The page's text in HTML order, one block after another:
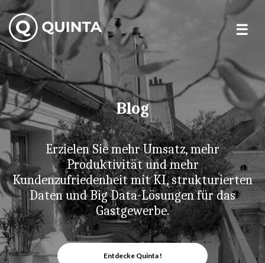
to
content
Blog
Erzielen Sie mehr Umsatz, mehr
Produktivität und mehr
Kundenzufriedenheit mit KI, strukturierten
Daten und Big Data-Lösungen für das
Gastgewerbe.
Entdecke Quinta !